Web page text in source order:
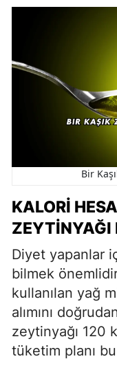
Bir
KALORI
ZEYTINYAĞI
Diyet yapanlar
bilmek
kullanılan yağ
alımını
zeytinyağı 120
tüketim planı